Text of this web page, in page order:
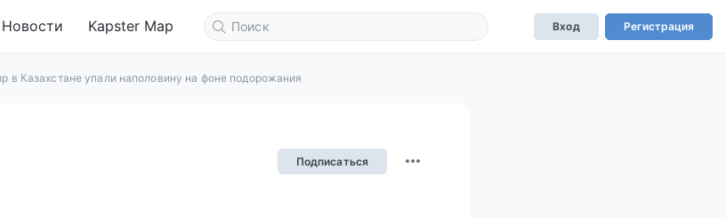
Новости Kapster Map Вход Регистрация
в Казахстане упали наполовину на фоне подорожания
Подписаться